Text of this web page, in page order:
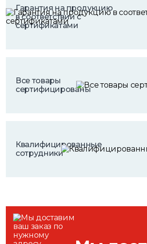
Гарантия на продукцию
в соответствии с
сертификатами
Все товары
сертифицированы
Квалифицированные
сотрудники